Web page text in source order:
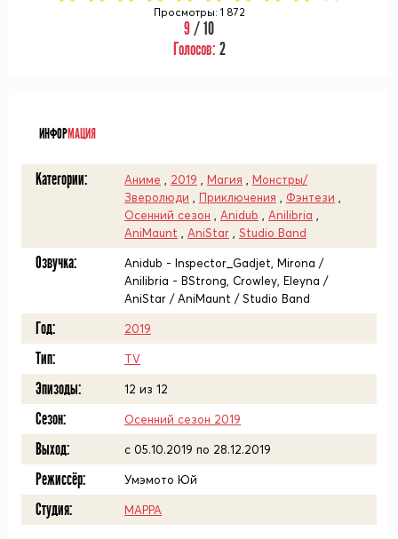
Просмотры: 1 872
9/ 10
Голосов: 2
ИНФОРМАЦИЯ
Категории: Аниме 2019 Магия
Монстры/
Зверолюди
Приключения Фэнтези
Осенний сезон
Anidub Anilibria
AniMaunt
AniStar Studio Band
Озвучка:
Anidub - Inspector_Gadjet, Mirona /
Anilibria - BStrong, Crowley, Eleyna /
AniStar / AniMaunt / Studio Band
Год: 2019
Тип: TV
Эпизоды: 12 из 12
Сезон: Осенний сезон 2019
Выход: c 05.10.2019 по 28.12.2019
Режиссёр: Умэмото Юй
Студия: MAPPA